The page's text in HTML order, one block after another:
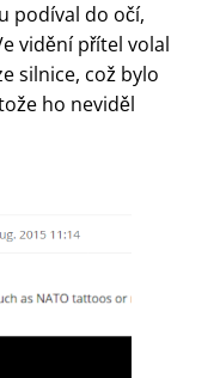
podíval do očí,
vidění přítel volal
silnice, což bylo
ho neviděl